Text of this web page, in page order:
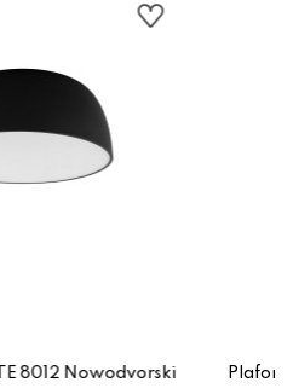
8012 Nowodvorski
Plafon